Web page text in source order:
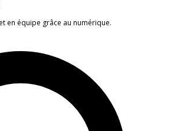
en équipe grâce au numérique.